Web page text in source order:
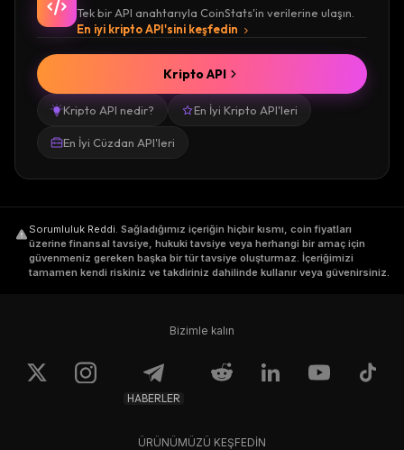
Tek bir API anahtarıyla CoinStats'in verilerine ulaşın.
En iyi kripto API'sini keşfedin
Kripto API nedir? En İyi Kripto API'leri
En İyi Cüzdan API'leri
Kripto API
Sorumluluk Reddi. Sağladığımız içeriğin hiçbir kısmı, coin fiyatları
üzerine finansal tavsiye, hukuki tavsiye veya herhangi bir amaç için
güvenmeniz gereken başka bir tür tavsiye oluşturmaz. İçeriğimizi
tamamen kendi riskiniz ve takdiriniz dahilinde kullanır veya güvenirsiniz.
Bizimle kalın
HABERLER
ÜRÜNÜMÜZÜ KEŞFEDİN